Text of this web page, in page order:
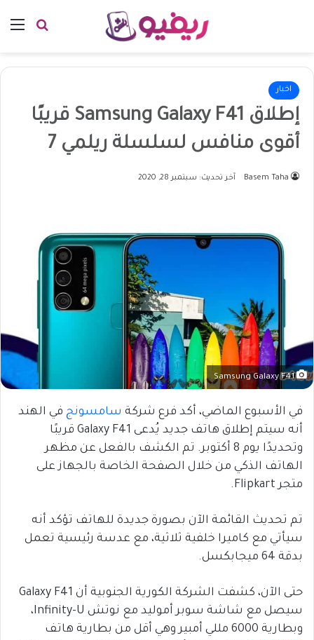
بحث
اخبار
إطلاق Samsung Galaxy F41 قريبًا
أقوى منافس لسلسلة ريلمي 7
Basem Taha آخر تحديث: سبتمبر 28, 2020
Samsung Galaxy F41
في الأسبوع الماضي، أكد فرع شركة سامسونج في الهند
أنه سيتم إطلاق هاتف جديد يُدعى Galaxy F41 قريبًا
وتحديدًا يوم 8 أكتوبر. تم الكشف بالفعل عن مظهر
الهاتف الذكي من خلال الصفحة الخاصة بالجهاز على
متجر Flipkart.
تم تحديث القائمة الآن بصورة جديدة للهاتف تؤكد أنه
سيأتي مع كاميرا خلفية ثلاثية، مع عدسة رئيسية تعمل
بدقة 64 ميجابكسل.
حتى الآن، كشفت الشركة الكورية الجنوبية أن Galaxy F41
سيصل مع شاشة سوبر أموليد مع نوتش Infinity-U،
وبطارية 6000 مللي أمبير وهي أقل من بطارية هاتف